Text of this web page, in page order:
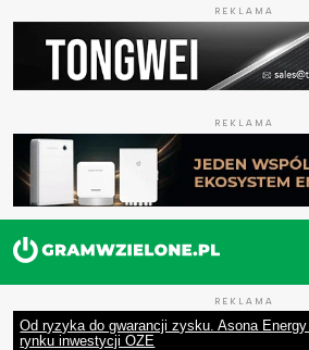
REKLAMA
REKLAMA
REKLAMA
Od ryzyka do gwarancji zysku. Asona
rynku inwestycji OZE